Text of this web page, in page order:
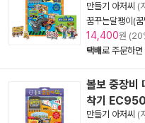
만들기 아저씨 (
꿈꾸는달팽이(꿈
14,400원
택배로 주문하면
볼보 중장비
착기
만들기 아저씨 (